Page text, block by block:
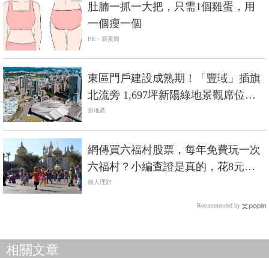
肚腩一抓一大把，只需1個雞蛋，用
一個瘦一個
PR・新素簡
東區門戶建設成熟期！「豐琙」插旗
北流旁 1,697坪新陽綠地景觀席位限
量登場
房地產
網傳買六福村股票，每年免費玩一次
六福村？小編查證是真的，花8元買1
股也行
個人理財
Recommended by
相關文章